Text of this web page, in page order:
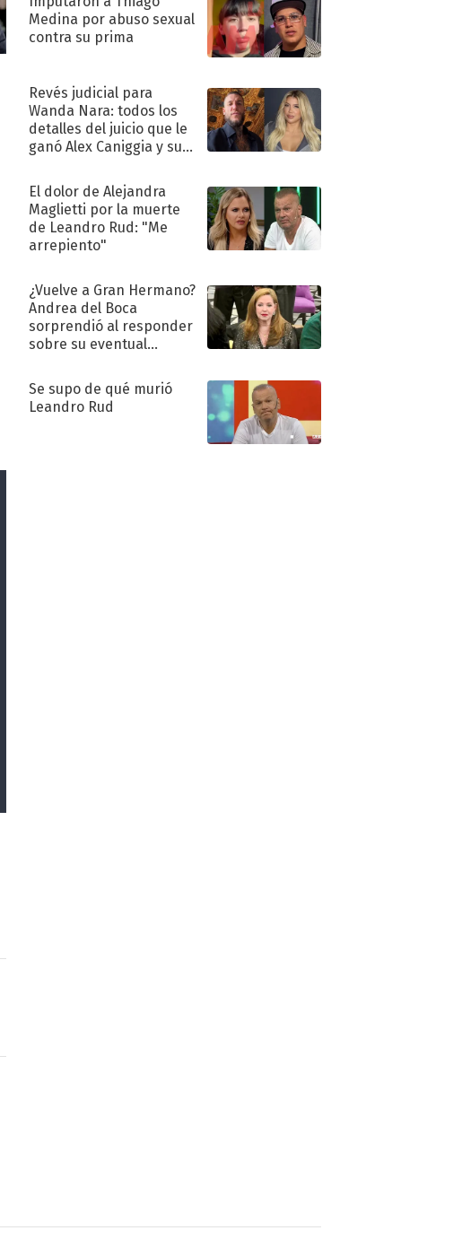
Medina por abuso sexual
contra su prima
Revés judicial para
Wanda Nara: todos los
detalles del juicio que le
ganó Alex Caniggia y sus
El dolor de Alejandra
Maglietti por la muerte
de Leandro Rud: "Me
arrepiento"
¿Vuelve a Gran Hermano?
Andrea del Boca
sorprendió al responder
sobre su eventual
Se supo de qué murió
Leandro Rud